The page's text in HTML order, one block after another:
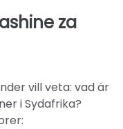
za
vill veta: vad är
i Sydafrika?